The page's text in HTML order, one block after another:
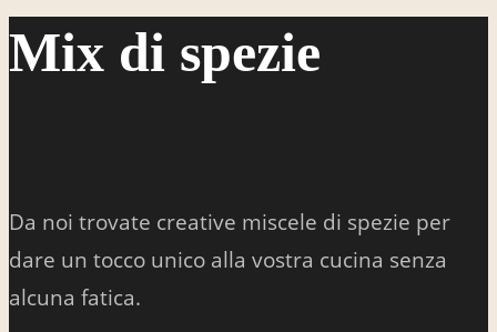
Mix di spezie
Da noi trovate creative miscele di spezie per
dare un tocco unico alla vostra cucina senza
alcuna fatica.